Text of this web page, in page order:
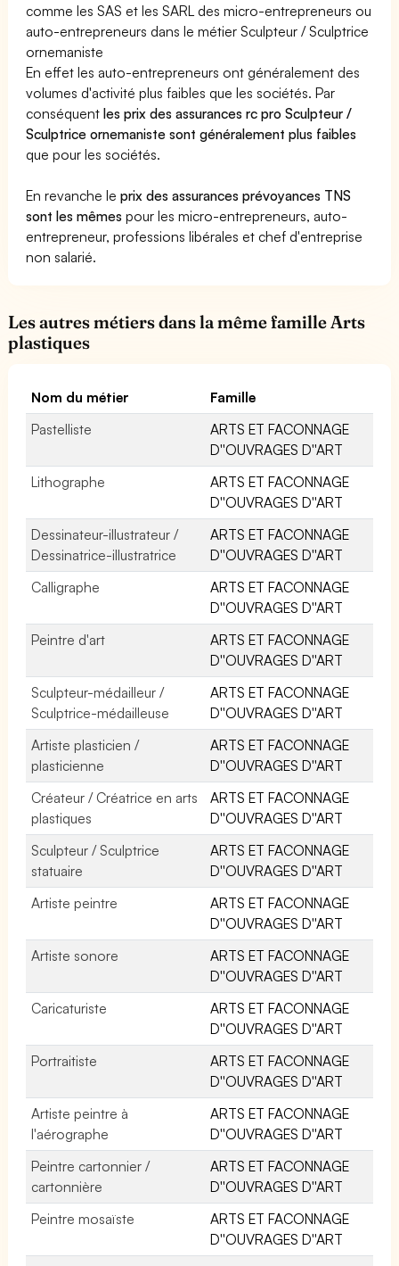
comme les SAS et les SARL des micro-entrepreneurs ou
auto-entrepreneurs dans le métier Sculpteur / Sculptrice
ornemaniste
En effet les auto-entrepreneurs ont généralement des
volumes d'activité plus faibles que les sociétés. Par
conséquentles prix des assurances rc pro Sculpteur /
Sculptrice ornemaniste sont généralement plus faibles
que pour les sociétés.
En revanche leprix des assurances prévoyances TNS
sont les mêmes pour les micro-entrepreneurs, auto-
entrepreneur, professions libérales et chef d'entreprise
non salarié.
Les autres métiers dans la même famille Arts
plastiques
Nom du métier
Famille
Pastelliste
ARTS ET FACONNAGE
D''OUVRAGES D''ART
Lithographe
ARTS ET FACONNAGE
D''OUVRAGES D''ART
Dessinateur-illustrateur /
Dessinatrice-illustratrice
ARTS ET FACONNAGE
D''OUVRAGES D''ART
Calligraphe
ARTS ET FACONNAGE
D''OUVRAGES D''ART
Peintre d'art
ARTS ET FACONNAGE
D''OUVRAGES D''ART
Sculpteur-médailleur /
Sculptrice-médailleuse
ARTS ET FACONNAGE
D''OUVRAGES D''ART
Artiste plasticien /
plasticienne
ARTS ET FACONNAGE
D''OUVRAGES D''ART
Créateur / Créatrice en arts
plastiques
ARTS ET FACONNAGE
D''OUVRAGES D''ART
Sculpteur / Sculptrice
statuaire
ARTS ET FACONNAGE
D''OUVRAGES D''ART
Artiste peintre
ARTS ET FACONNAGE
D''OUVRAGES D''ART
Artiste sonore
ARTS ET FACONNAGE
D''OUVRAGES D''ART
Caricaturiste
ARTS ET FACONNAGE
D''OUVRAGES D''ART
Portraitiste
ARTS ET FACONNAGE
D''OUVRAGES D''ART
Artiste peintre à
l'aérographe
ARTS ET FACONNAGE
D''OUVRAGES D''ART
Peintre cartonnier /
cartonnière
ARTS ET FACONNAGE
D''OUVRAGES D''ART
Peintre mosaïste
ARTS ET FACONNAGE
D''OUVRAGES D''ART